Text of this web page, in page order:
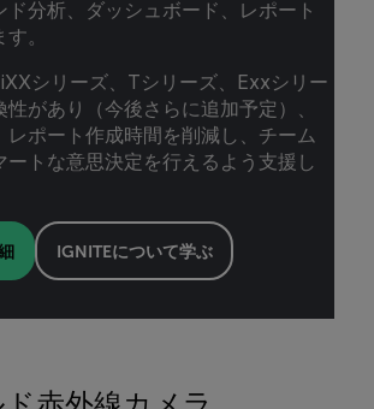
ド分析、ダッシュボード、レポート
。
シリーズ、Tシリーズ、Exxシリー
があり（今後さらに追加予定）、
レポート作成時間を削減し、チーム
ートな意思決定を行えるよう支援し
IGNITEについて学ぶ